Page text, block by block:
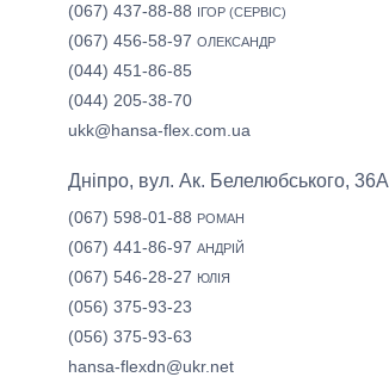
(067) 437-88-88 ІГОР (СЕРВІС)
(067) 456-58-97 ОЛЕКСАНДР
(044) 451-86-85
(044) 205-38-70
ukk@hansa-flex.com.ua
Дніпро, вул. Ак. Белелюбського, 36А
(067) 598-01-88 РОМАН
(067) 441-86-97 АНДРІЙ
(067) 546-28-27 ЮЛІЯ
(056) 375-93-23
(056) 375-93-63
hansa-flexdn@ukr.net